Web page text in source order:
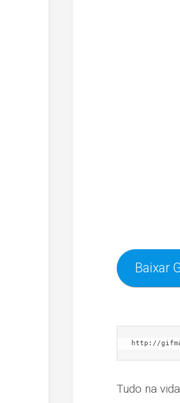
Baixar
http://
Tudo na